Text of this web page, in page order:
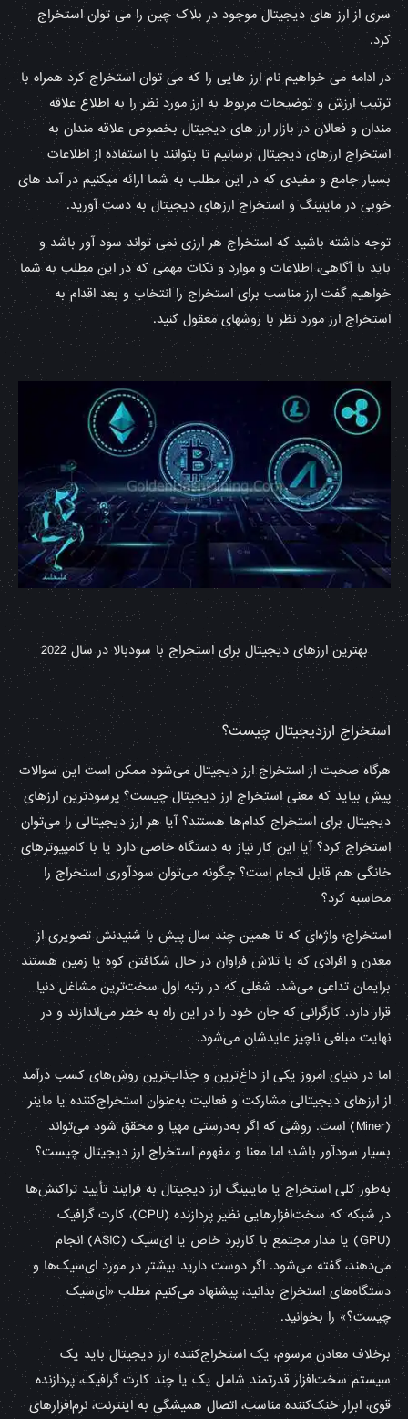
سری از ارز های دیجیتال موجود در بلاک چین را می توان استخراج
کرد.
در ادامه می خواهیم نام ارز هایی را که می توان استخراج کرد همراه با
ترتیب ارزش و توضیحات مربوط به ارز مورد نظر را به اطلاع علاقه
مندان و فعالان در بازار ارز های دیجیتال بخصوص علاقه مندان به
استخراج ارزهای دیجیتال برسانیم تا بتوانند با استفاده از اطلاعات
بسیار جامع و مفیدی که در این مطلب به شما ارائه میکنیم در آمد های
خوبی در ماینینگ و استخراج ارزهای دیجیتال به دست آورید.
توجه داشته باشید که استخراج هر ارزی نمی تواند سود آور باشد و
باید با آگاهی، اطلاعات و موارد و نکات مهمی که در این مطلب به شما
خواهیم گفت ارز مناسب برای استخراج را انتخاب و بعد اقدام به
استخراج ارز مورد نظر با روشهای معقول کنید.
بهترین ارزهای دیجیتال برای استخراج با سودبالا در سال 2022
استخراج ارزدیجیتال چیست؟
هرگاه صحبت از استخراج ارز دیجیتال می‌شود ممکن است این سوالات
پیش بیاید که معنی استخراج ارز دیجیتال چیست؟ پرسودترین ارزهای
دیجیتال برای استخراج کدام‌ها هستند؟ آیا هر ارز دیجیتالی را می‌توان
استخراج کرد؟ آیا این کار نیاز به دستگاه خاصی دارد یا با کامپیوترهای
خانگی هم قابل انجام است؟ چگونه می‌توان سودآوری استخراج را
محاسبه کرد؟
استخراج؛ واژه‌ای که تا همین چند سال پیش با شنیدنش تصویری از
معدن‌ و افرادی که با تلاش فراوان در حال شکافتن کوه یا زمین هستند
برایمان تداعی می‌شد. شغلی که در رتبه اول سخت‌ترین مشاغل دنیا
قرار دارد. کارگرانی که جان خود را در این راه به خطر می‌اندازند و در
نهایت مبلغی ناچیز عایدشان می‌شود.
اما در دنیای امروز یکی از داغ‌ترین و جذاب‌ترین روش‌های کسب درآمد
از ارزهای دیجیتالی مشارکت و فعالیت به‌عنوان استخراج‌کننده یا ماینر
(Miner) است. روشی که اگر به‌درستی مهیا و محقق شود می‌تواند
بسیار سودآور باشد؛ اما معنا و مفهوم استخراج ارز دیجیتال چیست؟
به‌‌طور کلی استخراج یا ماینینگ ارز دیجیتال به فرایند تأیید تراکنش‌ها
در شبکه که سخت‌افزارهایی نظیر پردازنده (CPU)، کارت گرافیک
(GPU) یا مدار مجتمع با کاربرد خاص یا ای‌سیک (ASIC) انجام
می‌دهند، گفته می‌شود. اگر دوست دارید بیشتر در مورد ای‌سیک‌ها و
دستگاه‌های استخراج بدانید، پیشنهاد می‌کنیم مطلب «ای‌سیک
چیست؟» را بخوانید.
برخلاف معادن مرسوم، یک استخراج‌کننده ارز دیجیتال باید یک
سیستم سخت‌افزار قدرتمند شامل یک یا چند کارت گرافیک، پردازنده
قوی، ابزار خنک‌کننده مناسب، اتصال همیشگی به اینترنت، نرم‌افزار‌های